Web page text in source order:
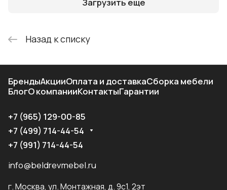
Назад к списку
БрендыАкцииОплата и доставкаСборка мебели
БлогО компанииКонтактыГарантии
+7 (965) 129-00-85
+7 (499) 714-44-54
+7 (991) 714-44-54
info@beldrevmebel.ru
г. Москва, ул. Монтажная, д. 9с1, 2эт